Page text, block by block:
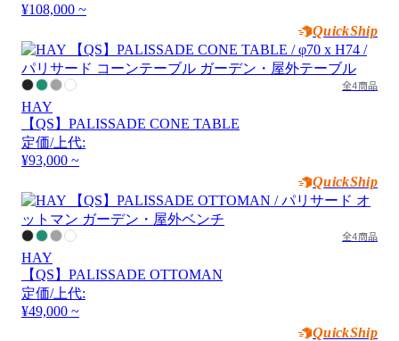
¥108,000 ~
QuickShip
全4商品
HAY
【QS】PALISSADE CONE TABLE
定価/上代:
¥93,000 ~
QuickShip
全4商品
HAY
【QS】PALISSADE OTTOMAN
定価/上代:
¥49,000 ~
QuickShip